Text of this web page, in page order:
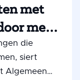
met
met
die
siert
Algemeen